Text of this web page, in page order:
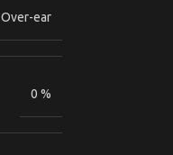
Over-ear
0 %